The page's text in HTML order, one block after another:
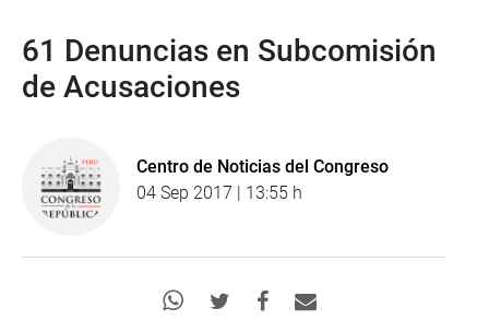
61 Denuncias en Subcomisión
de Acusaciones
Centro de Noticias del Congreso
04 Sep 2017 | 13:55 h